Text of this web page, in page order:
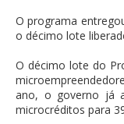
O programa
o décimo lote
O décimo lote do
ano, o governo já
microcréditos para